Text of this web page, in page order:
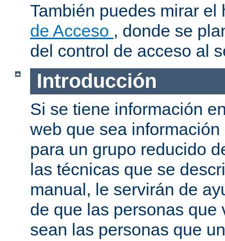
También puedes mirar
de Acceso , donde se
del control de acceso al
Introducción
Si se tiene información
web que sea
para un grupo reducido
las técnicas que se
manual, le servirán de
de que las personas que
sean las personas que